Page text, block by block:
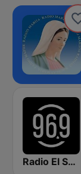
Radio El Salvador | 96.9 FM